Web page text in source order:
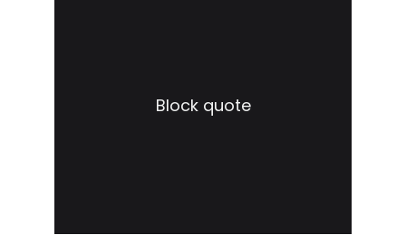
Block quote